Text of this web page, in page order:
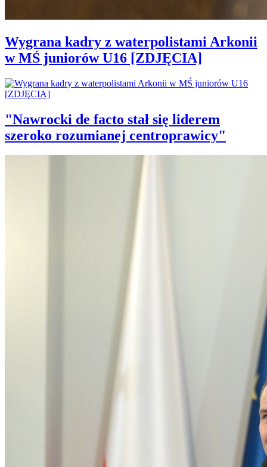
Wygrana kadry z waterpolistami Arkonii
w MŚ juniorów U16 [ZDJĘCIA]
"Nawrocki de facto stał się liderem
szeroko rozumianej centroprawicy"